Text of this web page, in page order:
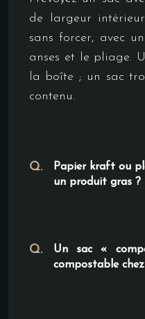
de largeur
sans forcer, avec
anses et le pliage.
la boîte ; un sac
contenu.
Papier kraft ou
un produit gras ?
Un sac «
compostable